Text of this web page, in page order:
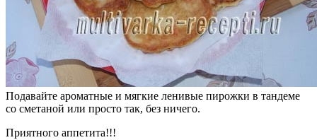
Подавайте ароматные и мягкие ленивые пирожки в тандеме
со сметаной или просто так, без ничего.
Приятного аппетита!!!